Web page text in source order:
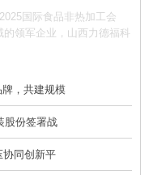
态
国际食品非热加工会
领军企业，山西力德福科
核心作用。
，共建规模
股份签署战
协同创新平